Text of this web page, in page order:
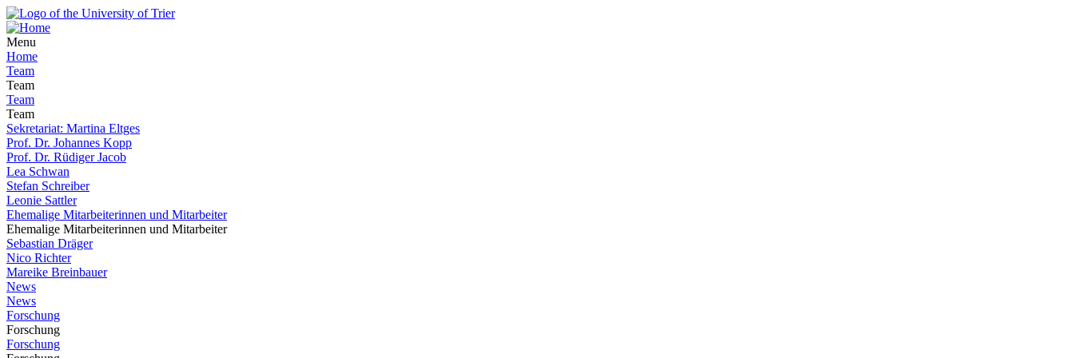
Menu
Home
Team
Team
Team
Team
Sekretariat: Martina Eltges
Prof. Dr. Johannes Kopp
Prof. Dr. Rüdiger Jacob
Lea Schwan
Stefan Schreiber
Leonie Sattler
Ehemalige Mitarbeiterinnen und Mitarbeiter
Ehemalige Mitarbeiterinnen und Mitarbeiter
Sebastian Dräger
Nico Richter
Mareike Breinbauer
News
News
Forschung
Forschung
Forschung